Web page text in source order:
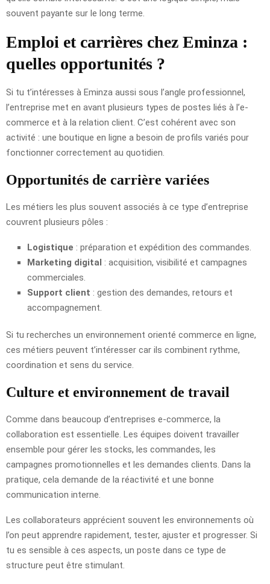
souvent payante sur le long terme.
Emploi et carrières chez Eminza :
quelles opportunités ?
Si tu t’intéresses à Eminza aussi sous l’angle professionnel,
l’entreprise met en avant plusieurs types de postes liés à l’e-
commerce et à la relation client. C’est cohérent avec son
activité : une boutique en ligne a besoin de profils variés pour
fonctionner correctement au quotidien.
Opportunités de carrière variées
Les métiers les plus souvent associés à ce type d’entreprise
couvrent plusieurs pôles :
Logistique : préparation et expédition des commandes.
Marketing digital : acquisition, visibilité et campagnes
commerciales.
Support client : gestion des demandes, retours et
accompagnement.
Si tu recherches un environnement orienté commerce en ligne,
ces métiers peuvent t’intéresser car ils combinent rythme,
coordination et sens du service.
Culture et environnement de travail
Comme dans beaucoup d’entreprises e-commerce, la
collaboration est essentielle. Les équipes doivent travailler
ensemble pour gérer les stocks, les commandes, les
campagnes promotionnelles et les demandes clients. Dans la
pratique, cela demande de la réactivité et une bonne
communication interne.
Les collaborateurs apprécient souvent les environnements où
l’on peut apprendre rapidement, tester, ajuster et progresser. Si
tu es sensible à ces aspects, un poste dans ce type de
structure peut être stimulant.